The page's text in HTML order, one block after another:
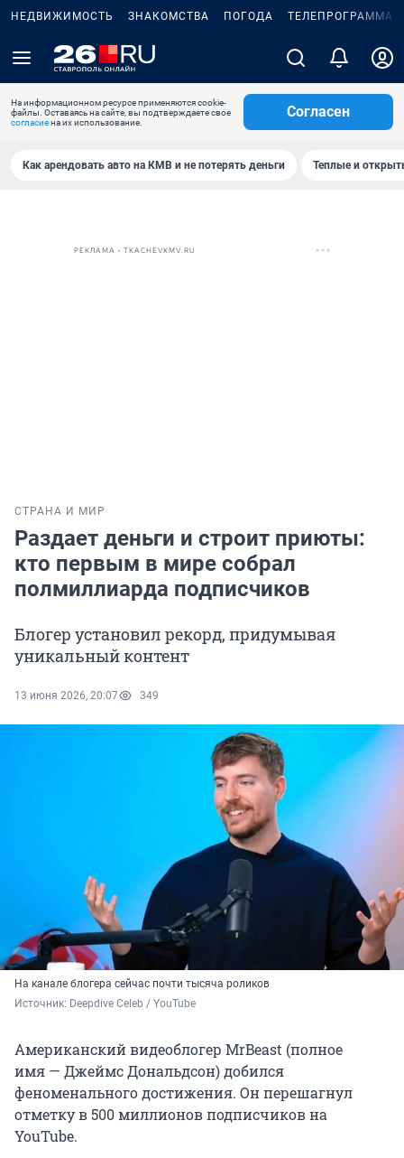
НЕДВИЖИМОСТЬ ЗНАКОМСТВА ПОГОДА ТЕЛЕПРОГРАММА
На информационном ресурсе применяются cookie-
файлы. Оставаясь на сайте, вы подтверждаете свое
согласиена их использование.
Согласен
Как арендовать авто на КМВ и не потерять деньги Теплые и
РЕКЛАМА • TKACHEVKMV.RU
СТРАНА И МИР
Раздает деньги и строит приюты:
кто первым в мире собрал
полмиллиарда подписчиков
Блогер установил рекорд, придумывая
уникальный контент
13 июня 2026, 20:07 349
На канале блогера сейчас почти тысяча роликов
Источник: Deepdive Celeb / YouTube
Американский видеоблогер MrBeast (полное
имя — Джеймс Дональдсон) добился
феноменального достижения. Он перешагнул
отметку в 500 миллионов подписчиков на
YouTube.